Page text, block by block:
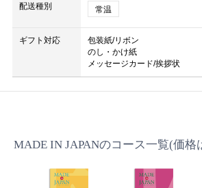
配送種別 常温
ギフト対応
包装紙/リボン
のし・かけ紙
メッセージカード/挨拶状
MADE IN JAPANのコース一覧(価格